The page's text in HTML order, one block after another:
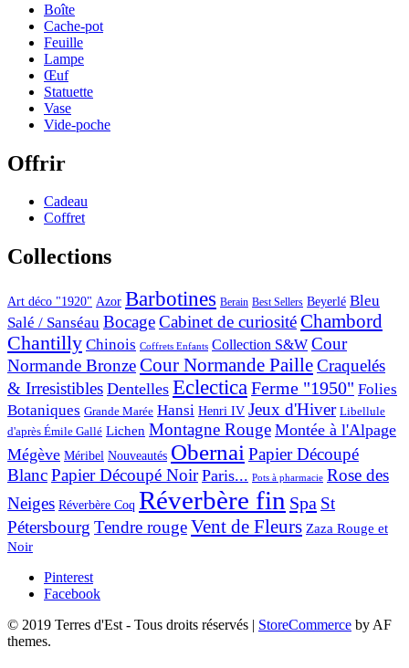
Boîte
Cache-pot
Feuille
Lampe
Œuf
Statuette
Vase
Vide-poche
Offrir
Cadeau
Coffret
Collections
Art déco "1920" Azor Barbotines Berain Best Sellers Beyerlé Bleu
Salé / Sanséau BocageCabinet de curiositéChambord
Chantilly Chinois Coffrets Enfants Collection S&W Cour
Normande BronzeCour Normande PailleCraquelés
& Irresistibles Dentelles EclecticaFerme "1950" Folies
Botaniques Grande Marée Hansi Henri IV Jeux d'Hiver Libellule
d'après Émile Gallé Lichen Montagne Rouge Montée à l'Alpage
Mégève Méribel Nouveautés Obernai Papier Découpé
BlancPapier Découpé Noir Paris... Pots à pharmacie Rose des
Neiges Réverbère Coq Réverbère fin Spa St
Pétersbourg Tendre rougeVent de Fleurs Zaza Rouge et
Noir
Pinterest
Facebook
© 2019 Terres d'Est - Tous droits réservés | StoreCommerce by AF
themes.